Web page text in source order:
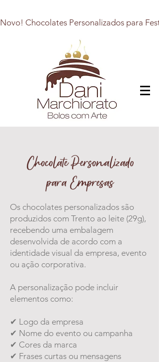
Novo! Chocolates Personalizados para
Chocolate Personalizado
para Empresas
Os chocolates personalizados são
produzidos com Trento ao leite (29g),
recebendo uma embalagem
desenvolvida de acordo com a
identidade visual da empresa, evento
ou ação corporativa.
A personalização pode incluir
elementos como:
✔ Logo da empresa
✔ Nome do evento ou campanha
✔ Cores da marca
✔ Frases curtas ou mensagens